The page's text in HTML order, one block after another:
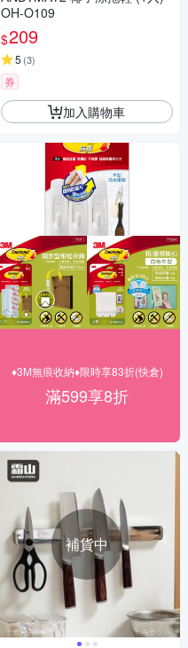
OH-O109
$209
5 (3)
券
加入購物車
♦3M無痕收納♦限時享83折(快倉)
滿599享8折
補貨中